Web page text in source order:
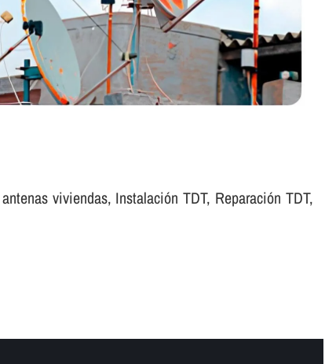
viviendas, Instalación TDT, Reparación TDT,